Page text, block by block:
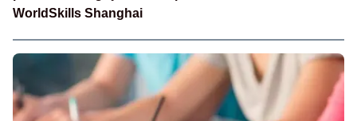
WorldSkills Shanghai